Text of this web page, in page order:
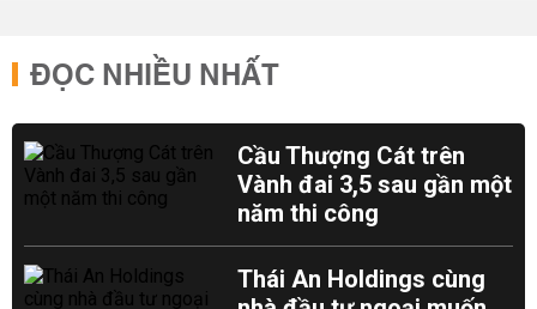
ĐỌC NHIỀU NHẤT
Cầu Thượng Cát trên
Vành đai 3,5 sau gần một
năm thi công
Thái An Holdings cùng